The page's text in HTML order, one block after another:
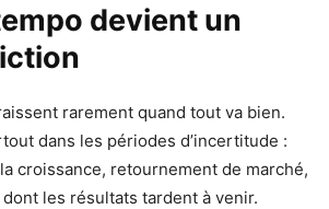
devient un
rarement quand tout va bien.
dans les périodes d’incertitude :
croissance, retournement de marché,
les résultats tardent à venir.